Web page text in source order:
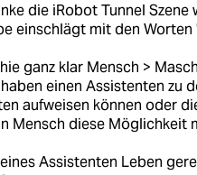
die iRobot Tunnel Szene
einschlägt mit den Worten
ganz klar Mensch >
einen Assistenten zu
aufweisen können oder
Mensch diese Möglichkeit
Assistenten Leben